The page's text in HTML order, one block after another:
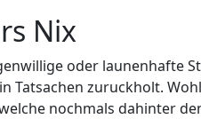
Nix
oder launenhafte
Tatsachen zuruckholt.
nochmals dahinter